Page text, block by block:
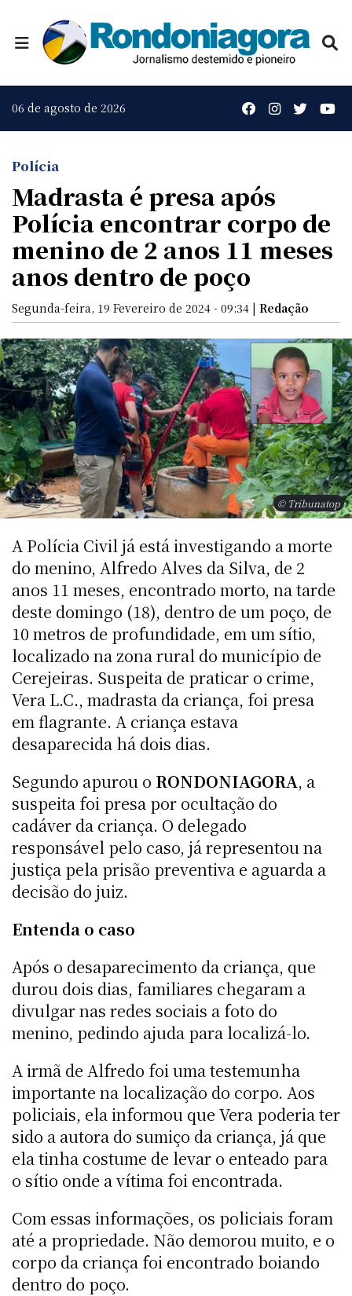
06 de agosto de 2026
Polícia
Madrasta é presa após
Polícia encontrar corpo de
menino de 2 anos 11 meses
anos dentro de poço
Segunda-feira, 19 Fevereiro de 2024 - 09:34 | Redação
© Tribunatop
A Polícia Civil já está investigando a morte
do menino, Alfredo Alves da Silva, de 2
anos 11 meses, encontrado morto, na tarde
deste domingo (18), dentro de um poço, de
10 metros de profundidade, em um sítio,
localizado na zona rural do município de
Cerejeiras. Suspeita de praticar o crime,
Vera L.C., madrasta da criança, foi presa
em flagrante. A criança estava
desaparecida há dois dias.
Segundo apurou o RONDONIAGORA, a
suspeita foi presa por ocultação do
cadáver da criança. O delegado
responsável pelo caso, já representou na
justiça pela prisão preventiva e aguarda a
decisão do juiz.
Entenda o caso
Após o desaparecimento da criança, que
durou dois dias, familiares chegaram a
divulgar nas redes sociais a foto do
menino, pedindo ajuda para localizá-lo.
A irmã de Alfredo foi uma testemunha
importante na localização do corpo. Aos
policiais, ela informou que Vera poderia ter
sido a autora do sumiço da criança, já que
ela tinha costume de levar o enteado para
o sítio onde a vítima foi encontrada.
Com essas informações, os policiais foram
até a propriedade. Não demorou muito, e o
corpo da criança foi encontrado boiando
dentro do poço.